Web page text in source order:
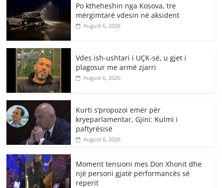
Po ktheheshin nga Kosova, tre
mërgimtarë vdesin në aksident
August 6, 2026
Vdes ish-ushtari i UÇK-së, u gjet i
plagosur me armë zjarri
August 6, 2026
Kurti s’propozoi emër për
kryeparlamentar, Gjini: Kulmi i
paftyrësisë
August 6, 2026
Moment tensioni mes Don Xhonit dhe
një personi gjatë përformancës së
reperit